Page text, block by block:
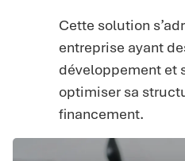
Cette solution
entreprise ayant
développement et
optimiser sa
financement.